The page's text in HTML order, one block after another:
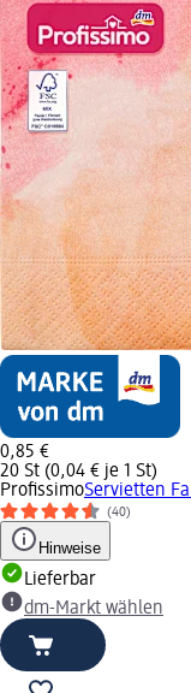
0,85 €
20 St (0,04 € je 1 St)
ProfissimoServietten
(40)
Hinweise
Lieferbar
dm-Markt wählen